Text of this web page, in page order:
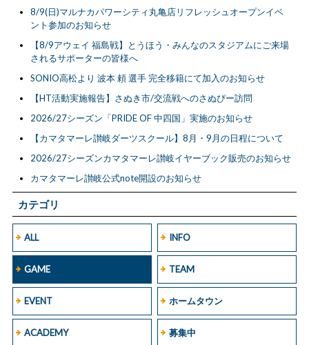
カテゴリ
ALL INFO
GAME TEAM
EVENT ホームタウン
ACADEMY 募集中
8/9(日)マルナカパワーシティ丸亀店リフレッシュオープンイベ
ント参加のお知らせ
【8/9アウェイ 福島戦】とうほう・みんなのスタジアムにご来場
されるサポーターの皆様へ
SONIO高松より 波本 頼 選手 完全移籍にて加入のお知らせ
【HT活動実施報告】さぬき市/交流戦へのさぬぴー訪問
2026/27シーズン「PRIDE OF 中四国」実施のお知らせ
【カマタマーレ讃岐ダーツスクール】8月・9月の日程について
2026/27シーズンカマタマーレ讃岐イヤーブック販売のお知らせ
カマタマーレ讃岐公式note開設のお知らせ